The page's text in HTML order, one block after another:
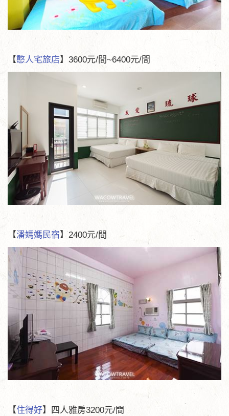
【憨人宅旅店】3600元/間~6400元/間
【潘媽媽民宿】2400元/間
【住得好】四人雅房3200元/間